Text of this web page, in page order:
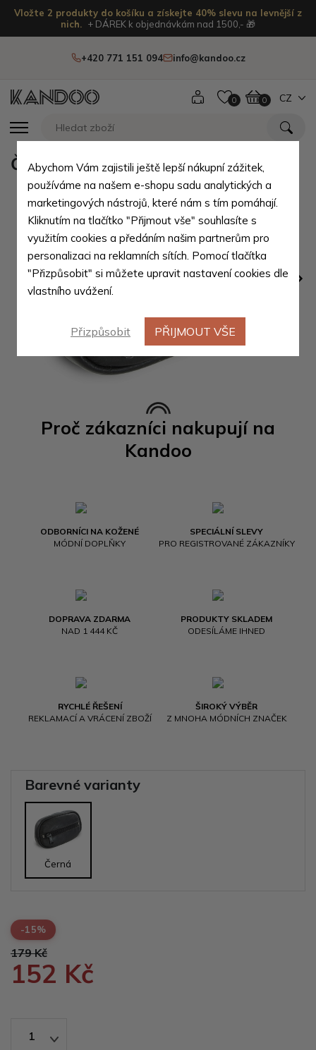
Vložte 2 produkty do košíku a získejte 40% slevu na levnější z
nich.
+ DÁREK k objednávkám nad 1500,- 🎁
+420 771 151 094 info@kandoo.cz
0 0 CZ
Proč zákazníci nakupují na
Kandoo
ODBORNÍCI NA KOŽENÉ
MÓDNÍ DOPLŇKY
SPECIÁLNÍ SLEVY
PRO REGISTROVANÉ ZÁKAZNÍKY
DOPRAVA ZDARMA
NAD 1 444 KČ
PRODUKTY SKLADEM
ODESÍLÁME IHNED
RYCHLÉ ŘEŠENÍ
REKLAMACÍ A VRÁCENÍ ZBOŽÍ
ŠIROKÝ VÝBĚR
Z MNOHA MÓDNÍCH ZNAČEK
Černá zipová kožená klíčenka Lily
Barevné varianty
Černá
-15%
179 Kč
152 Kč
1
Abychom Vám zajistili ještě lepší nákupní zážitek,
používáme na našem e-shopu sadu analytických a
marketingových nástrojů, které nám s tím pomáhají.
Kliknutím na tlačítko "Přijmout vše" souhlasíte s
využitím cookies a předáním našim partnerům pro
personalizaci na reklamních sítích. Pomocí tlačítka
"Přizpůsobit" si můžete upravit nastavení cookies dle
vlastního uvážení.
Přizpůsobit PŘIJMOUT VŠE